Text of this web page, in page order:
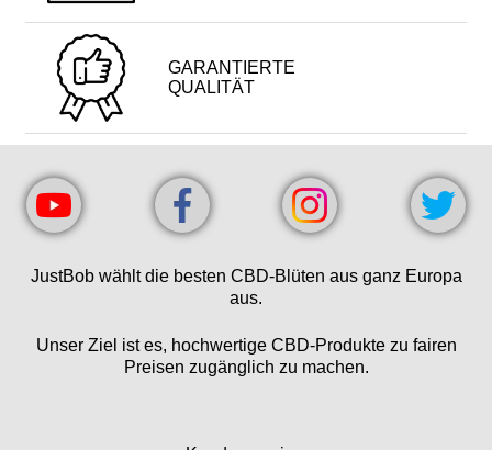
GARANTIERTE
QUALITÄT
JustBob wählt die besten CBD-Blüten aus ganz Europa
aus.
Unser Ziel ist es, hochwertige CBD-Produkte zu fairen
Preisen zugänglich zu machen.